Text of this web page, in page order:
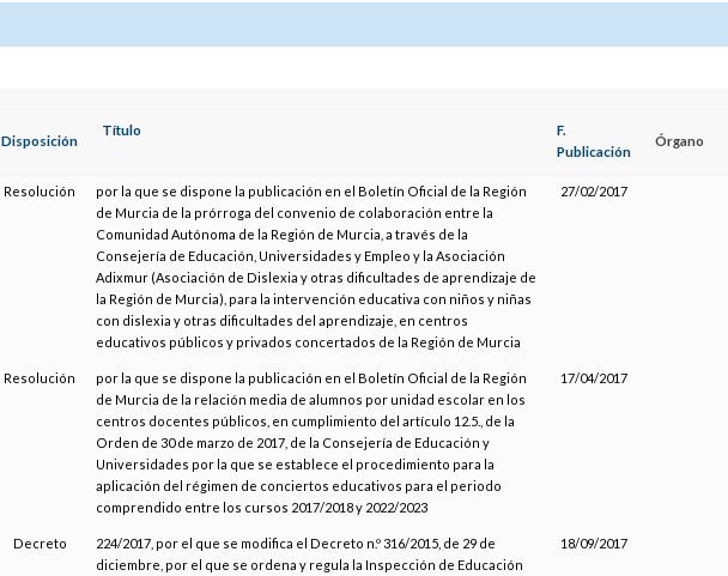
Disposición
Título
F.
Publicación
Órgano
Resolución
por la que se dispone la publicación en el Boletín Oficial de la Región
de Murcia de la prórroga del convenio de colaboración entre la
Comunidad Autónoma de la Región de Murcia, a través de la
Consejería de Educación, Universidades y Empleo y la Asociación
Adixmur (Asociación de Dislexia y otras dificultades de aprendizaje de
la Región de Murcia), para la intervención educativa con niños y niñas
con dislexia y otras dificultades del aprendizaje, en centros
educativos públicos y privados concertados de la Región de Murcia
27/02/2017
Resolución
por la que se dispone la publicación en el Boletín Oficial de la Región
de Murcia de la relación media de alumnos por unidad escolar en los
centros docentes públicos, en cumplimiento del artículo 12.5., de la
Orden de 30 de marzo de 2017, de la Consejería de Educación y
Universidades por la que se establece el procedimiento para la
aplicación del régimen de conciertos educativos para el periodo
comprendido entre los cursos 2017/2018 y 2022/2023
17/04/2017
Decreto
224/2017, por el que se modifica el Decreto n.º 316/2015, de 29 de
diciembre, por el que se ordena y regula la Inspección de Educación
18/09/2017